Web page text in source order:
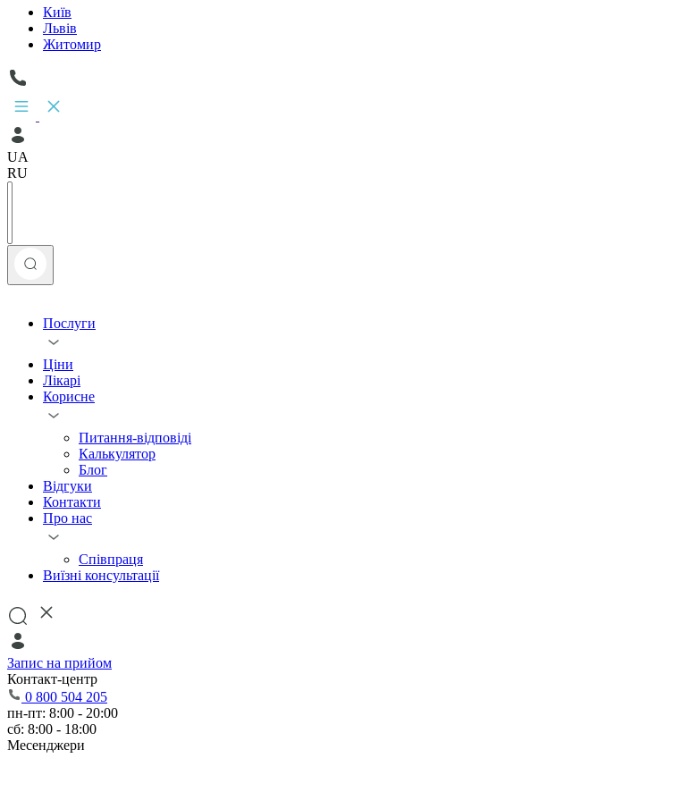
Київ
Львів
Житомир
UA
RU
Послуги
Ціни
Лікарі
Корисне
Питання-відповіді
Калькулятор
Блог
Відгуки
Контакти
Про нас
Співпраця
Виїзні консультації
Запис на прийом
Контакт-центр
0 800 504 205
пн-пт: 8:00 - 20:00
сб: 8:00 - 18:00
Месенджери